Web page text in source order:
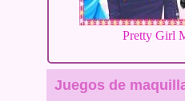
Pretty Girl
Juegos de